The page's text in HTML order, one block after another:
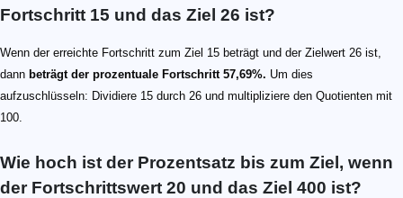
Fortschritt 15 und das Ziel 26 ist?
Wenn der erreichte Fortschritt zum Ziel 15 beträgt und der Zielwert 26 ist,
dann beträgt der prozentuale Fortschritt 57,69%. Um dies
aufzuschlüsseln: Dividiere 15 durch 26 und multipliziere den Quotienten mit
100.
Wie hoch ist der Prozentsatz bis zum Ziel, wenn
der Fortschrittswert 20 und das Ziel 400 ist?